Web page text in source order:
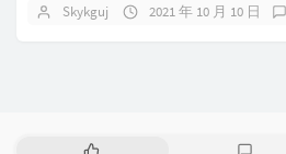
Skykguj 2021 年 10 月 10 日
热